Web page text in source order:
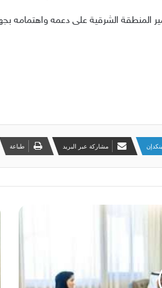
المنطقة الشرقية على دعمه واهتمامه
مشاركة عبر البريد طباعة